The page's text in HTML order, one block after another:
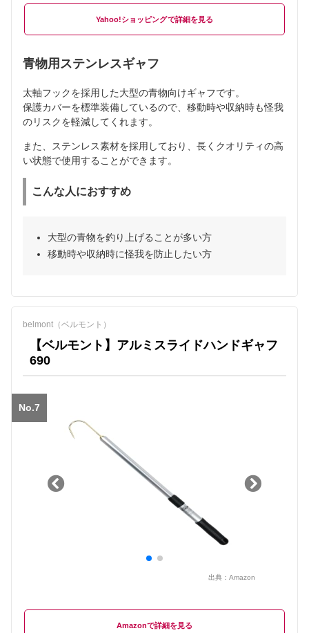
Yahoo!ショッピング
青物用ステンレスギャフ
太軸フックを採用した大型の青物向けギャフです。
保護カバーを標準装備しているので、移動時や収納時も怪我
のリスクを軽減してくれます。
また、ステンレス素材を採用しており、長くクオリティの高
い状態で使用することができます。
こんな人におすすめ
大型の青物を釣り上げることが多い方
移動時や収納時に怪我を防止したい方
belmont（ベルモント）
【ベルモント】アルミスライドハンドギャフ
690
No.7
出典： Amazon
Amazon